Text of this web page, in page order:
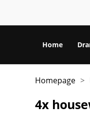
Home
Homepage >
4x